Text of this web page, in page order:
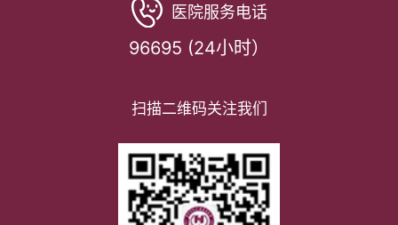
医院服务电话
96695 (24小时）
扫描二维码关注我们